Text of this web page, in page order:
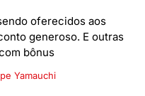
oferecidos aos
generoso. E outras
bônus
Yamauchi